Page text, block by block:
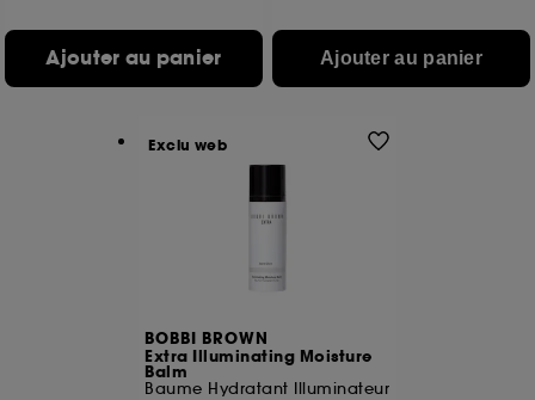
Ajouter au panier Ajouter au panier
BOBBI BROWN
Extra Illuminating Moisture
Balm
Baume Hydratant Illuminateur
Exclu web